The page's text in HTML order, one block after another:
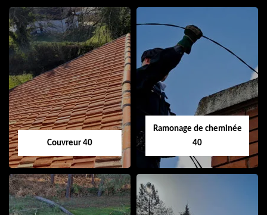
Couvreur 40
Ramonage de cheminée
40